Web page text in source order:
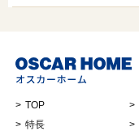
TOP
特長